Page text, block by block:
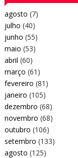
agosto (7)
julho (40)
junho (55)
maio (53)
abril (60)
março (61)
fevereiro (81)
janeiro (105)
dezembro (68)
novembro (68)
outubro (106)
setembro (133)
agosto (125)